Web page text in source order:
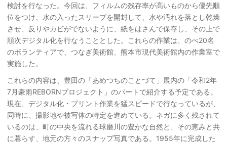
検討を行なった。今回は、フィルムの残存率が高いものから優先順
位をつけ、水の入ったスリーブを開封して、水や汚れを落とし乾燥
させ、反りやカビがでないように、紙をはさんで保存し、その上で
順次デジタル化を行なうこととした。これらの作業は、のべ20名
のボランティアで、つなぎ美術館、熊本市現代美術館内の作業室で
実施した。
これらの内容は、豊田の「あめつちのことづて」展内の「令和2年
7月豪雨REBORNプロジェクト」のパートで紹介する予定である。
現在、デジタル化・プリント作業を猛スピードで行なっているが、
同時に、撮影地や被写体の特定を進めている。ネガに多く残されて
いるのは、町の中央を流れる球磨川の豊かな自然と、その恵みと共
に暮らす、地元の方々のスナップ写真である。1955年に完成した